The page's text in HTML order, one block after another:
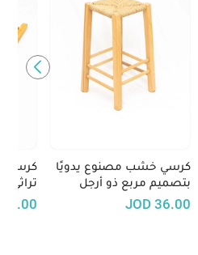
كرسي خشب مصنوع يدويًا
بتصميم مربع ذو أرجل
طويلة
36.00
JOD
كرسي
تراثي
29.00